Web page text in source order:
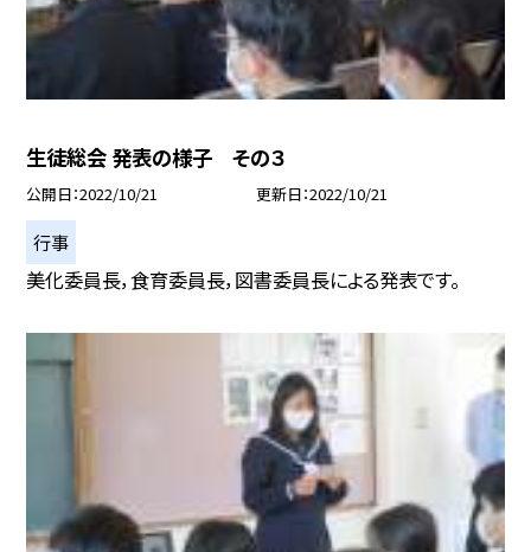
生徒総会 発表の様子 その３
公開日 2022/10/21 更新日 2022/10/21
行事
美化委員長，食育委員長，図書委員長による発表です。